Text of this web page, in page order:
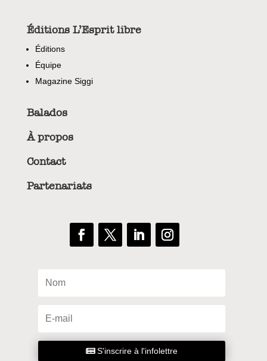
Éditions L’Esprit libre
Éditions
Équipe
Magazine Siggi
Balados
À propos
Contact
Partenariats
S'inscrire à l'infolettre